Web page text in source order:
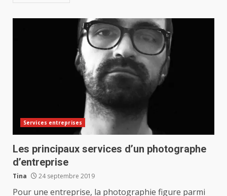
Services entreprises
Les principaux services d’un photographe
d’entreprise
Tina 24 septembre 2019
Pour une entreprise, la photographie figure parmi